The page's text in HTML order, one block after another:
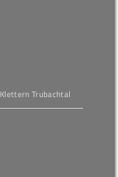
Klettern Trubachtal